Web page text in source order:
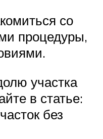
со
процедуры,
участка
в статье:
без